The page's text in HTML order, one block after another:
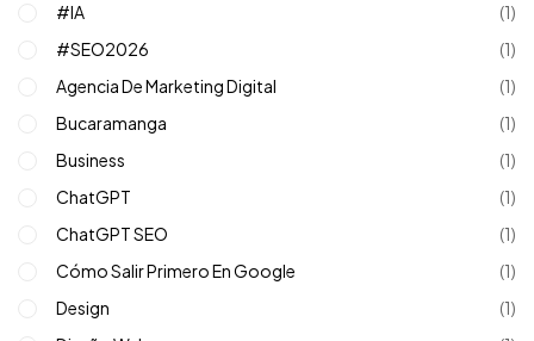
#IA
(1)
#SEO2026
(1)
Agencia De Marketing Digital
(1)
Bucaramanga
(1)
Business
(1)
ChatGPT
(1)
ChatGPT SEO
(1)
Cómo Salir Primero En Google
(1)
Design
(1)